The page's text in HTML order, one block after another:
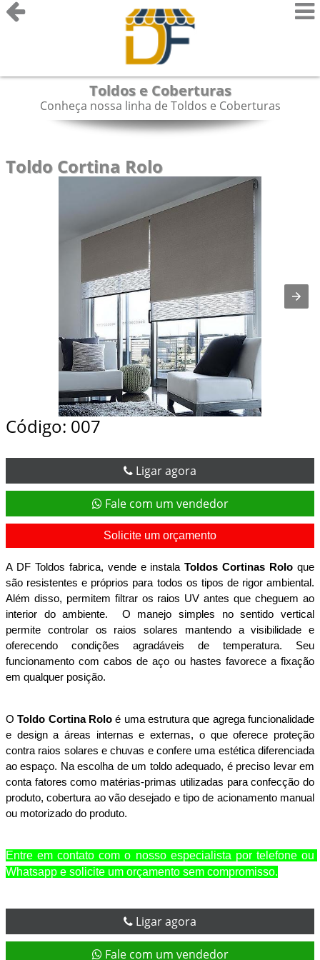
Toldos e Coberturas
Conheça nossa linha de Toldos e Coberturas
Toldo Cortina Rolo
Código: 007
Ligar agora
Fale com um vendedor
Solicite um orçamento
A DF Toldos fabrica, vende e instala Toldos Cortinas Rolo que
são resistentes e próprios para todos os tipos de rigor ambiental.
Além disso, permitem filtrar os raios UV antes que cheguem ao
interior do ambiente.  O manejo simples no sentido vertical
permite controlar os raios solares mantendo a visibilidade e
oferecendo condições agradáveis de temperatura. Seu
funcionamento com cabos de aço ou hastes favorece a fixação
em qualquer posição.
O Toldo Cortina Rolo é uma estrutura que agrega funcionalidade
e design a áreas internas e externas, o que oferece proteção
contra raios solares e chuvas e confere uma estética diferenciada
ao espaço. Na escolha de um toldo adequado, é preciso levar em
conta fatores como matérias-primas utilizadas para confecção do
produto, cobertura ao vão desejado e tipo de acionamento manual
ou motorizado do produto.
Entre em contato com o nosso especialista por telefone ou
Whatsapp e solicite um orçamento sem compromisso.
Ligar agora
Fale com um vendedor